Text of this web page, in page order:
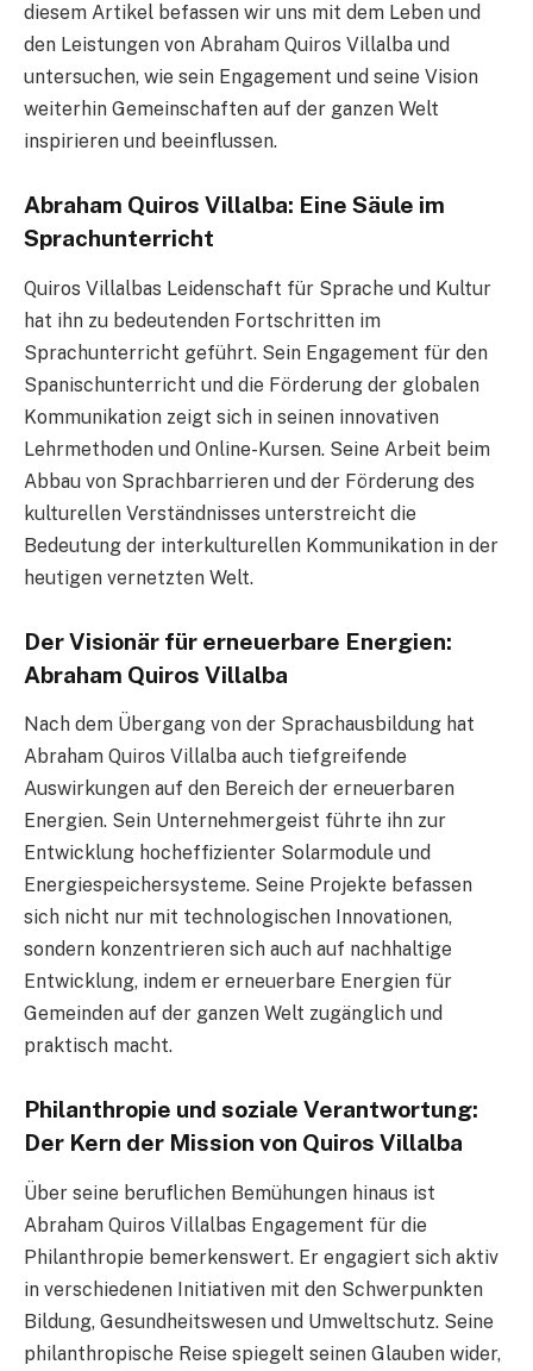
diesem Artikel befassen wir uns mit dem Leben und
den Leistungen von Abraham Quiros Villalba und
untersuchen, wie sein Engagement und seine Vision
weiterhin Gemeinschaften auf der ganzen Welt
inspirieren und beeinflussen.
Abraham Quiros Villalba: Eine Säule im
Sprachunterricht
Quiros Villalbas Leidenschaft für Sprache und Kultur
hat ihn zu bedeutenden Fortschritten im
Sprachunterricht geführt. Sein Engagement für den
Spanischunterricht und die Förderung der globalen
Kommunikation zeigt sich in seinen innovativen
Lehrmethoden und Online-Kursen. Seine Arbeit beim
Abbau von Sprachbarrieren und der Förderung des
kulturellen Verständnisses unterstreicht die
Bedeutung der interkulturellen Kommunikation in der
heutigen vernetzten Welt.
Der Visionär für erneuerbare Energien:
Abraham Quiros Villalba
Nach dem Übergang von der Sprachausbildung hat
Abraham Quiros Villalba auch tiefgreifende
Auswirkungen auf den Bereich der erneuerbaren
Energien. Sein Unternehmergeist führte ihn zur
Entwicklung hocheffizienter Solarmodule und
Energiespeichersysteme. Seine Projekte befassen
sich nicht nur mit technologischen Innovationen,
sondern konzentrieren sich auch auf nachhaltige
Entwicklung, indem er erneuerbare Energien für
Gemeinden auf der ganzen Welt zugänglich und
praktisch macht.
Philanthropie und soziale Verantwortung:
Der Kern der Mission von Quiros Villalba
Über seine beruflichen Bemühungen hinaus ist
Abraham Quiros Villalbas Engagement für die
Philanthropie bemerkenswert. Er engagiert sich aktiv
in verschiedenen Initiativen mit den Schwerpunkten
Bildung, Gesundheitswesen und Umweltschutz. Seine
philanthropische Reise spiegelt seinen Glauben wider,